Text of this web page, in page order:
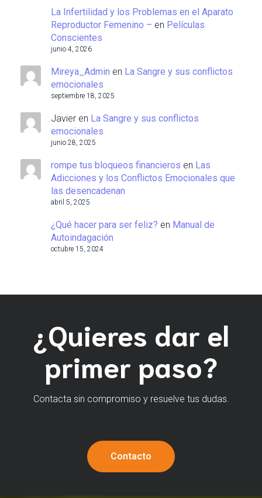
La Infertilidad y los Problemas en el Aparato
Reproductor Femenino – en Películas
Conscientes
junio 4, 2026
Mireya_Admin en La Sangre y sus conflictos
emocionales
septiembre 18, 2025
Javier en La Sangre y sus conflictos
emocionales
junio 28, 2025
rompe tus bloqueos financieros en Las
Adicciones y los Conflictos Emocionales que
las desencadenan
abril 5, 2025
¿Qué hacer para ser feliz? en Manual de
Autoindagación
octubre 15, 2024
¿Quieres dar el
primer paso?
Contacta sin compromiso y resuelve tus dudas.
Contacto